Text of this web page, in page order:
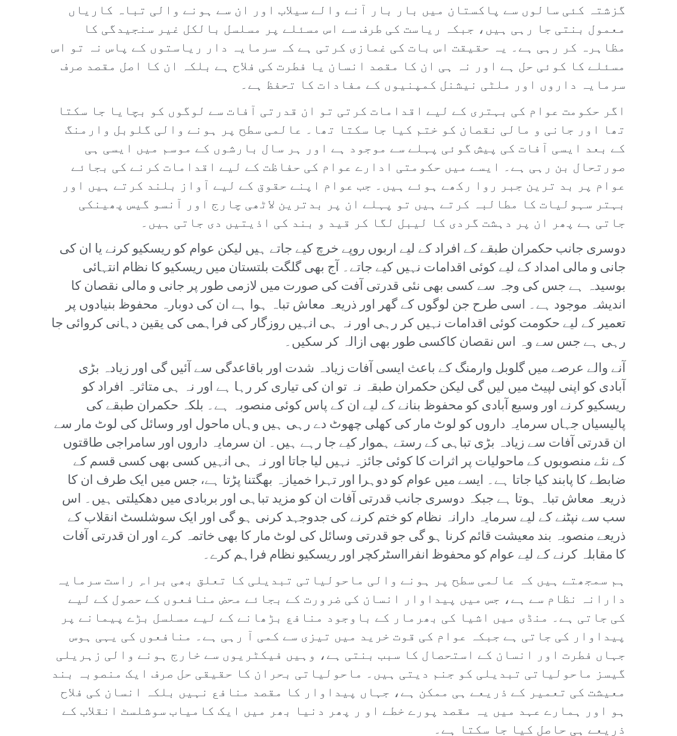
گزشتہ کئی سالوں سے پاکستان میں بار بار آنے والے سیلاب اور ان سے ہونے والی تباہ کاریاں
معمول بنتی جا رہی ہیں، جبکہ ریاست کی طرف سے اس مسئلے پر مسلسل بالکل غیر سنجیدگی کا
مظاہرہ کر رہی ہے۔ یہ حقیقت اس بات کی غمازی کرتی ہے کہ سرمایہ دار ریاستوں کے پاس نہ تو اس
مسئلے کا کوئی حل ہے اور نہ ہی ان کا مقصد انسان یا فطرت کی فلاح ہے بلکہ ان کا اصل مقصد صرف
سرمایہ داروں اور ملٹی نیشنل کمپنیوں کے مفادات کا تحفظ ہے۔
اگر حکومت عوام کی بہتری کے لیے اقدامات کرتی تو ان قدرتی آفات سے لوگوں کو بچایا جا سکتا
تھا اور جانی و مالی نقصان کو ختم کیا جا سکتا تھا۔ عالمی سطح پر ہونے والی گلوبل وارمنگ
کے بعد ایسی آفات کی پیش گوئی پہلے سے موجود ہے اور ہر سال بارشوں کے موسم میں ایسی ہی
صورتحال بن رہی ہے۔ ایسے میں حکومتی ادارے عوام کی حفاظت کے لیے اقدامات کرنے کی بجائے
عوام پر بد ترین جبر روا رکھے ہوئے ہیں۔ جب عوام اپنے حقوق کے لیے آواز بلند کرتے ہیں اور
بہتر سہولیات کا مطالبہ کرتے ہیں تو پہلے ان پر بدترین لاٹھی چارج اور آنسو گیس پھینکی
جاتی ہے پھر ان پر دہشت گردی کا لیبل لگا کر قید و بند کی اذیتیں دی جاتی ہیں۔
دوسری جانب حکمران طبقے کے افراد کے لیے اربوں روپے خرچ کیے جاتے ہیں لیکن عوام کو ریسکیو کرنے یا ان کی
جانی و مالی امداد کے لیے کوئی اقدامات نہیں کیے جاتے۔ آج بھی گلگت بلتستان میں ریسکیو کا نظام انتہائی
بوسیدہ ہے جس کی وجہ سے کسی بھی نئی قدرتی آفت کی صورت میں لازمی طور پر جانی و مالی نقصان کا
اندیشہ موجود ہے۔ اسی طرح جن لوگوں کے گھر اور ذریعہ معاش تباہ ہوا ہے ان کی دوبارہ محفوظ بنیادوں پر
تعمیر کے لیے حکومت کوئی اقدامات نہیں کر رہی اور نہ ہی انہیں روزگار کی فراہمی کی یقین دہانی کروائی جا
رہی ہے جس سے وہ اس نقصان کاکسی طور بھی ازالہ کر سکیں۔
آنے والے عرصے میں گلوبل وارمنگ کے باعث ایسی آفات زیادہ شدت اور باقاعدگی سے آئیں گی اور زیادہ بڑی
آبادی کو اپنی لپیٹ میں لیں گی لیکن حکمران طبقہ نہ تو ان کی تیاری کر رہا ہے اور نہ ہی متاثرہ افراد کو
ریسکیو کرنے اور وسیع آبادی کو محفوظ بنانے کے لیے ان کے پاس کوئی منصوبہ ہے۔ بلکہ حکمران طبقے کی
پالیسیاں جہاں سرمایہ داروں کو لوٹ مار کی کھلی چھوٹ دے رہی ہیں وہاں ماحول اور وسائل کی لوٹ مار سے
ان قدرتی آفات سے زیادہ بڑی تباہی کے رستے ہموار کیے جا رہے ہیں۔ ان سرمایہ داروں اور سامراجی طاقتوں
کے نئے منصوبوں کے ماحولیات پر اثرات کا کوئی جائزہ نہیں لیا جاتا اور نہ ہی انہیں کسی بھی کسی قسم کے
ضابطے کا پابند کیا جاتا ہے۔ ایسے میں عوام کو دوہرا اور تہرا خمیازہ بھگتنا پڑتا ہے، جس میں ایک طرف ان کا
ذریعہ معاش تباہ ہوتا ہے جبکہ دوسری جانب قدرتی آفات ان کو مزید تباہی اور بربادی میں دھکیلتی ہیں۔ اس
سب سے نپٹنے کے لیے سرمایہ دارانہ نظام کو ختم کرنے کی جدوجہد کرنی ہو گی اور ایک سوشلسٹ انقلاب کے
ذریعے منصوبہ بند معیشت قائم کرنا ہو گی جو قدرتی وسائل کی لوٹ مار کا بھی خاتمہ کرے اور ان قدرتی آفات
کا مقابلہ کرنے کے لیے عوام کو محفوظ انفرااسٹرکچر اور ریسکیو نظام فراہم کرے۔
ہم سمجھتے ہیں کہ عالمی سطح پر ہونے والی ماحولیاتی تبدیلی کا تعلق بھی براہِ راست سرمایہ
دارانہ نظام سے ہے، جس میں پیداوار انسان کی ضرورت کے بجائے محض منافعوں کے حصول کے لیے
کی جاتی ہے۔ منڈی میں اشیا کی بھرمار کے باوجود منافع بڑھانے کے لیے مسلسل بڑے پیمانے پر
پیداوار کی جاتی ہے جبکہ عوام کی قوت خرید میں تیزی سے کمی آ رہی ہے۔ منافعوں کی یہی ہوس
جہاں فطرت اور انسان کے استحصال کا سبب بنتی ہے، وہیں فیکٹریوں سے خارج ہونے والی زہریلی
گیسز ماحولیاتی تبدیلی کو جنم دیتی ہیں۔ ماحولیاتی بحران کا حقیقی حل صرف ایک منصوبہ بند
معیشت کی تعمیر کے ذریعے ہی ممکن ہے، جہاں پیداوار کا مقصد منافع نہیں بلکہ انسان کی فلاح
ہو اور ہمارے عہد میں یہ مقصد پورے خطے او ر پھر دنیا بھر میں ایک کامیاب سوشلسٹ انقلاب کے
ذریعے ہی حاصل کیا جا سکتا ہے۔